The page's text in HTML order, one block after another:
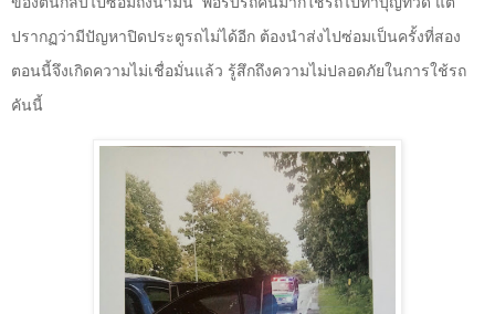
ปรากฏว่ามีปัญหาปิดประตูรถไม่ได้อีก ต้องนำส่งไปซ่อมเป็นครั้งที่สอง
ตอนนี้จึงเกิดความไม่เชื่อมั่นแล้ว รู้สึกถึงความไม่ปลอดภัยในการใช้รถ
คันนี้